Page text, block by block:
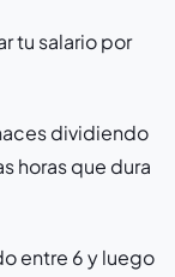
tu salario por
dividiendo
horas que dura
entre 6 y luego